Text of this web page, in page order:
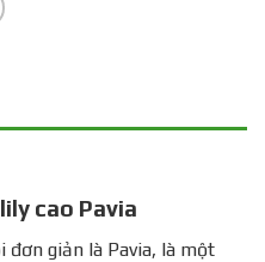
cao Pavia
đơn giản là Pavia, là một